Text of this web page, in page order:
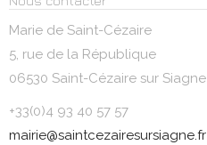
Marie de Saint-Cézaire
5, rue de la République
06530 Saint-Cézaire sur Siagne
+33(0)4 93 40 57 57
mairie@saintcezairesursiagne.fr